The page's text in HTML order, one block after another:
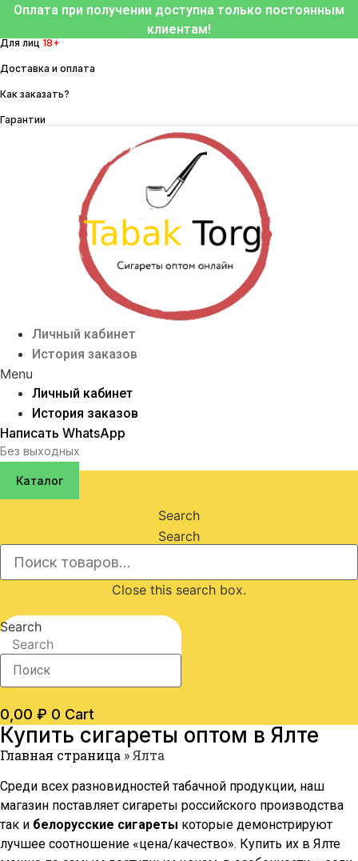
Перейти
содержимому
Оплата при получении доступна только постоянным
клиентам!
Для лиц 18+
Доставка и оплата
Как заказать?
Гарантии
Личный кабинет
История заказов
Menu
Личный кабинет
История заказов
Написать WhatsApp
Без выходных
Каталог
Search
Search
Close this search box.
Search
Search
0,00 ₽ 0 Cart
Купить сигареты оптом в Ялте
Главная страница »Ялта
Среди всех разновидностей табачной продукции, наш
магазин поставляет сигареты российского производства
так и белорусские сигареты которые демонстрируют
лучшее соотношение «цена/качество». Купить их в Ялте